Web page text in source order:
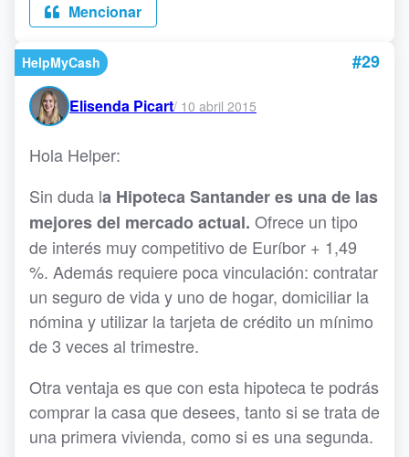
Mencionar
HelpMyCash #29
Elisenda Picart/ 10 abril 2015
Hola Helper:
Sin duda la Hipoteca Santander es una de las
mejores del mercado actual. Ofrece un tipo
de interés muy competitivo de Euríbor + 1,49
%. Además requiere poca vinculación: contratar
un seguro de vida y uno de hogar, domiciliar la
nómina y utilizar la tarjeta de crédito un mínimo
de 3 veces al trimestre.
Otra ventaja es que con esta hipoteca te podrás
comprar la casa que desees, tanto si se trata de
una primera vivienda, como si es una segunda.